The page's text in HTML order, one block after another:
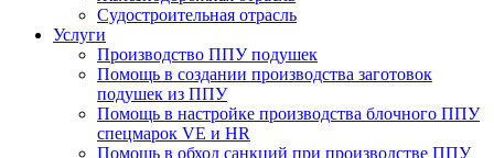
Судостроительная отрасль
Услуги
Производство ППУ подушек
Помощь в создании производства заготовок
подушек из ППУ
Помощь в настройке производства блочного ППУ
спецмарок VE и HR
Помощь в обход санкций при производстве ППУ